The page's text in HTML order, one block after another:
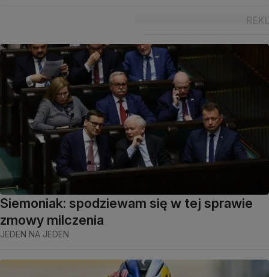
Siemoniak: spodziewam się w tej sprawie
zmowy milczenia
JEDEN NA JEDEN